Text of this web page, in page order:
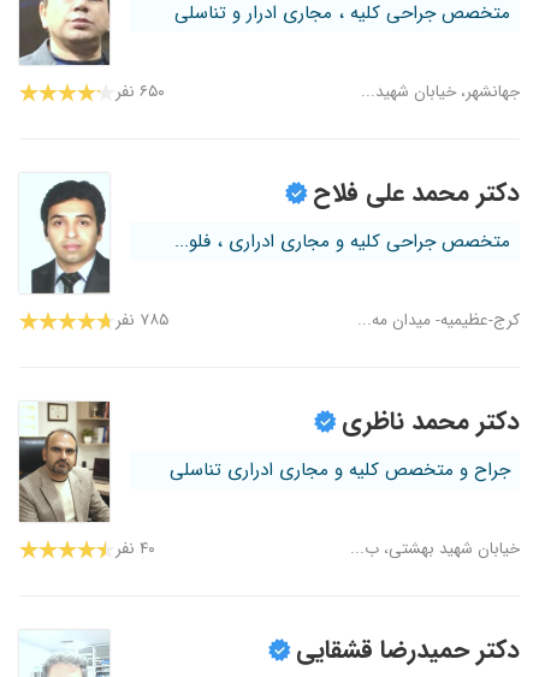
متخصص جراحی کلیه ، مجاری ادرار و تناسلی
جهانشهر، خیابان شهید... ۶۵۰ نفر
دکتر محمد علی فلاح
متخصص جراحی کلیه و مجاری ادراری ، فلو...
کرج-عظیمیه- میدان مه... ۷۸۵ نفر
دکتر محمد ناظری
جراح و متخصص کلیه و مجاری ادراری تناسلی
خیابان شهید بهشتی، ب... ۴۰ نفر
دکتر حمیدرضا قشقایی